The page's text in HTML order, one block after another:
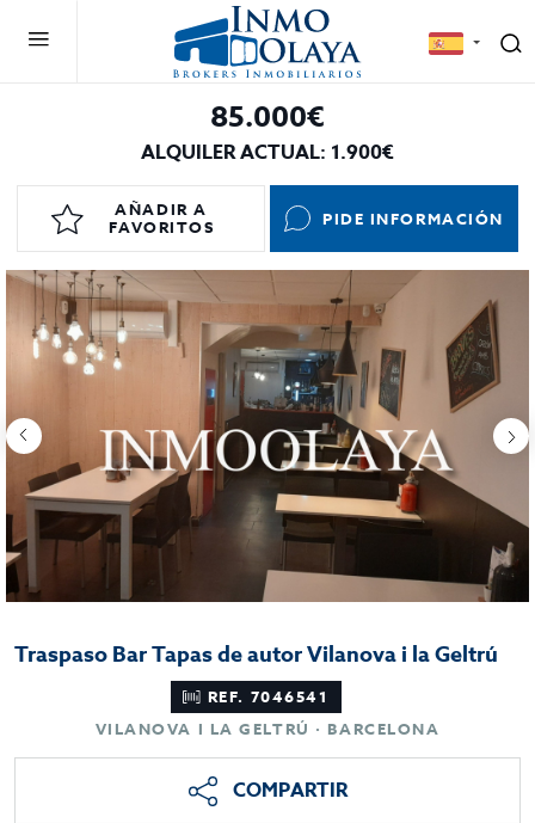
85.000€
ALQUILER ACTUAL: 1.900€
AÑADIR A
FAVORITOS
PIDE INFORMACIÓN
Traspaso Bar Tapas de autor Vilanova i la Geltrú
REF. 7046541
VILANOVA I LA GELTRÚ · BARCELONA
COMPARTIR